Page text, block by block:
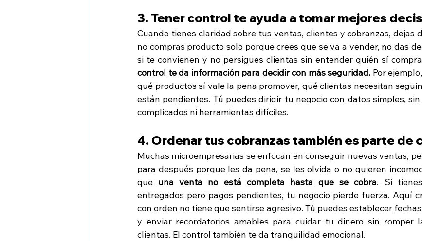
3. Tener control te ayuda a tomar mejores
Cuando tienes claridad sobre tus ventas, clientes y cobranzas, dejas
no compras producto solo porque crees que se va a vender, no das
si te convienen y no persigues clientas sin entender quién sí
control te da información para decidir con más seguridad. Por
qué productos sí vale la pena promover, qué clientas necesitan
están pendientes. Tú puedes dirigir tu negocio con datos simples,
complicados ni herramientas difíciles.
4. Ordenar tus cobranzas también es parte de
Muchas microempresarias se enfocan en conseguir nuevas ventas,
para después porque les da pena, se les olvida o no quieren
que una venta no está completa hasta que se cobra. Si
entregados pero pagos pendientes, tu negocio pierde fuerza. Aquí
con orden no tiene que sentirse agresivo. Tú puedes establecer
y enviar recordatorios amables para cuidar tu dinero sin romper
clientas. El control también te da tranquilidad emocional.